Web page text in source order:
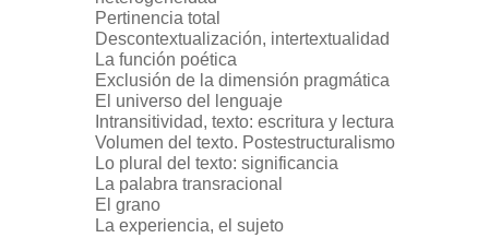
Pertinencia total
Descontextualización, intertextualidad
La función poética
Exclusión de la dimensión pragmática
El universo del lenguaje
Intransitividad, texto: escritura y lectura
Volumen del texto. Postestructuralismo
Lo plural del texto: significancia
La palabra transracional
El grano
La experiencia, el sujeto